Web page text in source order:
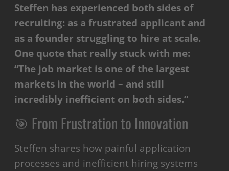
Steffen has experienced both sides of
recruiting: as a frustrated applicant and
as a founder struggling to hire at scale.
One quote that really stuck with me:
“The job market is one of the largest
markets in the world – and still
incredibly inefficient on both sides.”
🎯 From Frustration to Innovation
Steffen shares how painful application
processes and inefficient hiring systems